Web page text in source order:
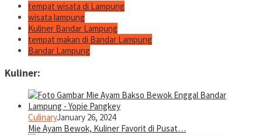
tempat wisata di Lampung
wisata lampung
Kuliner Bandar Lampung
tempat makan di Bandar Lampung
Bandar Lampung
Kuliner:
CulinaryJanuary 26, 2024
Mie Ayam Bewok, Kuliner Favorit di Pusat…